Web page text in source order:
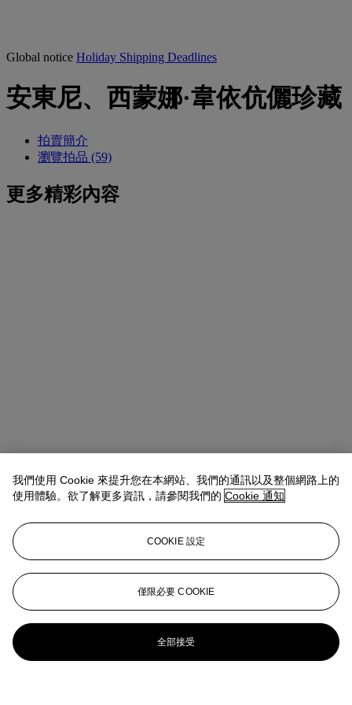
Global notice Holiday Shipping Deadlines
安東尼、西蒙娜·韋依伉儷珍藏
拍賣簡介
瀏覽拍品 (59)
更多精彩內容
我們使用 Cookie 來提升您在本網站、我們的通訊以及整個網路上的
使用體驗。欲了解更多資訊，請參閱我們的 Cookie 通知
COOKIE 設定
僅限必要 COOKIE
全部接受